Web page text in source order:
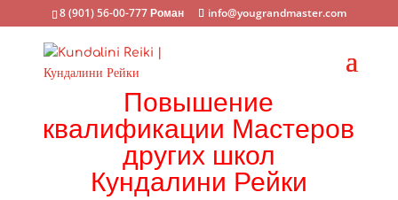
8 (901) 56-00-777 Роман info@yougrandmaster.com
Повышение
квалификации Мастеров
других школ
Кундалини Рейки